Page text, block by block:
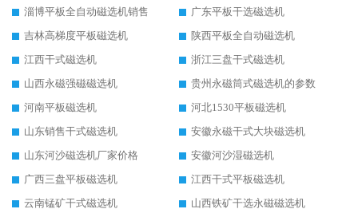
淄博平板全自动磁选机销售
广东平板干选磁选机
吉林高梯度平板磁选机
陕西平板全自动磁选机
江西干式磁选机
浙江三盘干式磁选机
山西永磁强磁磁选机
贵州永磁筒式磁选机的参数
河南平板磁选机
河北1530平板磁选机
山东销售干式磁选机
安徽永磁干式大块磁选机
山东河沙磁选机厂家价格
安徽河沙湿磁选机
广西三盘平板磁选机
江西干式平板磁选机
云南锰矿干式磁选机
山西铁矿干选永磁磁选机